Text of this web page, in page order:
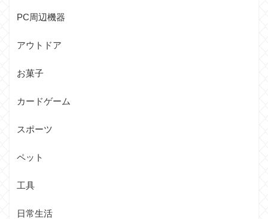
PC周辺機器
アウトドア
お菓子
カードゲーム
スポーツ
ペット
工具
日常生活